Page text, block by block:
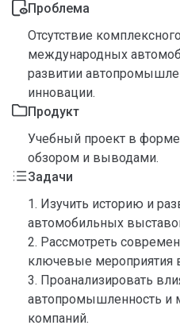
Проблема
Отсутствие
международных
развитии
инновации.
Продукт
Учебный проект в форме
обзором и выводами.
Задачи
1. Изучить историю и
автомобильных
2. Рассмотреть
ключевые мероприятия
3. Проанализировать
автопромышленность и
компаний.